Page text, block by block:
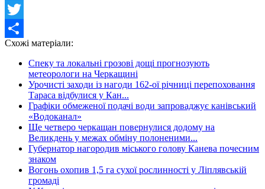
Facebook
Twitter
Share
Схожі матеріали:
Спеку та локальні грозові дощі прогнозують
метеорологи на Черкащині
Урочисті заходи із нагоди 162-ої річниці перепоховання
Тараса відбулися у Кан...
Графіки обмеженої подачі води запроваджує канівський
«Водоканал»
Ще четверо черкащан повернулися додому на
Великдень у межах обміну полоненими...
Губернатор нагородив міського голову Канева почесним
знаком
Вогонь охопив 1,5 га сухої рослинності у Ліплявській
громаді